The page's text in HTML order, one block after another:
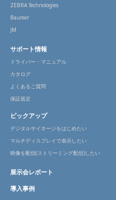
ZEBRA Technologies
Baumer
JM
サポート情報
ドライバー・マニュアル
カタログ
よくあるご質問
保証規定
ピックアップ
デジタルサイネージをはじめたい
マルチディスプレイで表示したい
映像を配信(ストリーミング配信)したい
展示会レポート
導入事例